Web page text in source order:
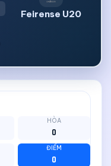
Feirense U20
HÒA
0
ĐIỂM
0